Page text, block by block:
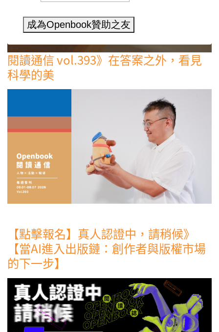
成為Openbook贊助之友
閱讀通信 vol.393》在答案之外，看見
科學的美
【點擊報名】真人認證中，請稍候》
【當AI進入出版鏈：創作者與版權市場
的下一步】